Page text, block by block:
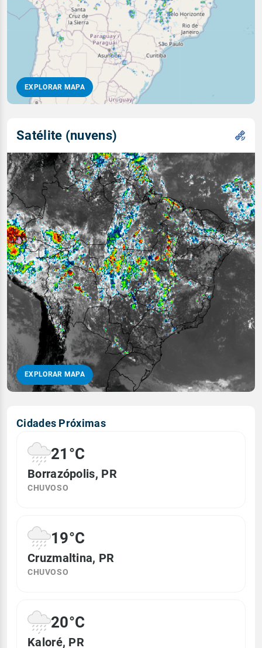
EXPLORAR MAPA
Satélite (nuvens)
EXPLORAR MAPA
Cidades Próximas
21°C
Borrazópolis, PR
CHUVOSO
19°C
Cruzmaltina, PR
CHUVOSO
20°C
Kaloré, PR